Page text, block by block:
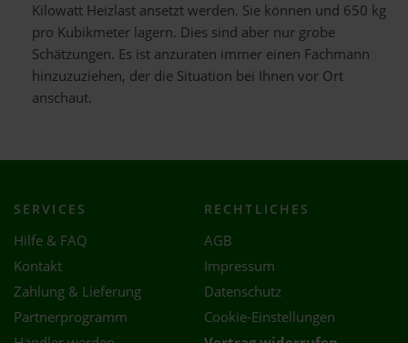
Kilowatt Heizlast ansetzt werden. Sie können und 650 kg
pro Kubikmeter lagern. Dies sind aber nur grobe
Schätzungen. Es ist anzuraten immer einen Fachmann
hinzuzuziehen, der die Situation bei Ihnen vor Ort
anschaut.
SERVICES
Hilfe & FAQ
Kontakt
Zahlung & Lieferung
Partnerprogramm
RECHTLICHES
AGB
Impressum
Datenschutz
Cookie-Einstellungen